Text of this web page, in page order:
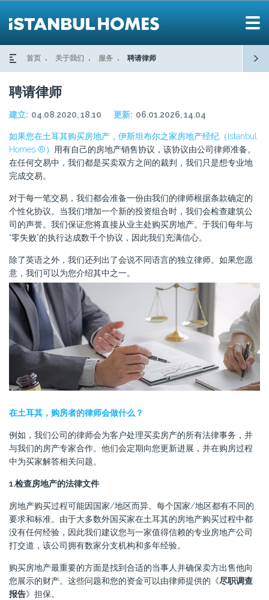
首页 关于我们 服务 聘请律师
聘请律师
建立: 04.08.2020, 18.10 更新: 06.01.2026, 14.04
如果您在土耳其购买房地产，伊斯坦布尔之家房地产经纪（Istanbul
Homes ®）
用有自己的房地产销售协议，该协议由公司律师准备。
在任何交易中，我们都是买卖双方之间的裁判，我们只是想专业地
完成交易。
对于每一笔交易，我们都会准备一份由我们的律师根据条款确定的
个性化协议。当我们增加一个新的投资组合时，我们会检查建筑公
司的声誉。我们保证您将直接从业主处购买房地产。于我们每年与
“零失败”的执行达成数千个协议，因此我们充满信心。
除了英语之外，我们还列出了会说不同语言的独立律师。如果您愿
意，我们可以为您介绍其中之一。
在土耳其，购房者的律师会做什么？
例如，我们公司的律师会为客户处理买卖房产的所有法律事务，并
与我们的房产专家合作。他们会定期向您更新进展，并在购房过程
中为买家解答相关问题。
1.检查房地产的法律文件
房地产购买过程可能因国家/地区而异。每个国家/地区都有不同的
要求和标准。由于大多数外国买家在土耳其的房地产购买过程中都
没有任何经验，因此我们建议您与一家值得信赖的专业房地产公司
打交道，该公司拥有数家分支机构和多年经验。
购买房地产最重要的方面是找到合适的当事人并确保卖方出售他向
您展示的财产。这些问题和您的资金可以由律师提供的《尽职调查
报告》担保。